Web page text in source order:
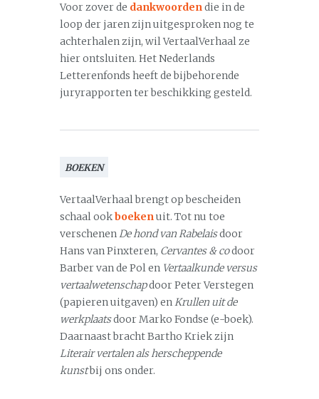
Voor zover de dankwoordendie in de
loop der jaren zijn uitgesproken nog te
achterhalen zijn, wil VertaalVerhaal ze
hier ontsluiten. Het Nederlands
Letterenfonds heeft de bijbehorende
juryrapporten ter beschikking gesteld.
BOEKEN
VertaalVerhaal brengt op bescheiden
schaal ookboekenuit. Tot nu toe
verschenenDe hond van Rabelaisdoor
Hans van Pinxteren, Cervantes & codoor
Barber van de Pol en Vertaalkunde versus
vertaalwetenschapdoor Peter Verstegen
(papieren uitgaven) enKrullen uit de
werkplaatsdoor Marko Fondse (e-boek).
Daarnaast bracht Bartho Kriek zijn
Literair vertalen als herscheppende
kunstbij ons onder.